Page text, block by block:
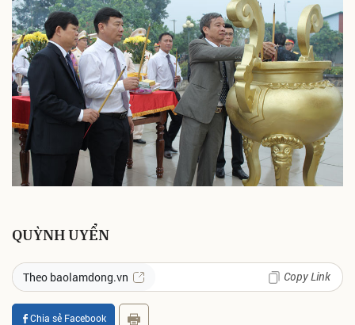
QUỲNH UYỂN
Theo baolamdong.vn Copy Link
Chia sẻ Facebook